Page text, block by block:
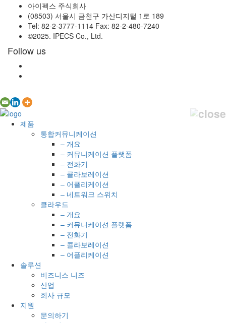
아이펙스 주식회사
(08503) 서울시 금천구 가산디지털 1로 189
Tel: 82-2-3777-1114 Fax: 82-2-480-7240
©2025. IPECS Co., Ltd.
Follow us
제품
통합커뮤니케이션
– 개요
– 커뮤니케이션 플랫폼
– 전화기
– 콜라보레이션
– 어플리케이션
– 네트워크 스위치
클라우드
– 개요
– 커뮤니케이션 플랫폼
– 전화기
– 콜라보레이션
– 어플리케이션
솔루션
비즈니스 니즈
산업
회사 규모
지원
문의하기